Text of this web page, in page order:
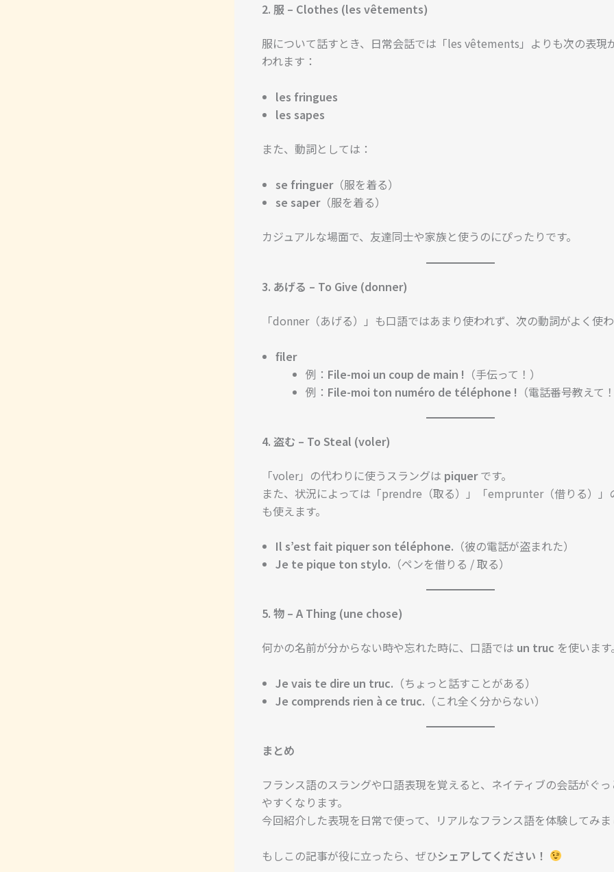
2. 服 – Clothes (les vêtements)
服について話すとき、日常会話では「les vêtements」よりも次の表現
われます：
les fringues
les sapes
また、動詞としては：
se fringuer（服を着る）
se saper（服を着る）
カジュアルな場面で、友達同士や家族と使うのにぴったりです。
3. あげる – To Give (donner)
「donner（あげる）」も口語ではあまり使われず、次の動詞がよく使
filer
例： File-moi un coup de main ! （手伝って！）
例： File-moi ton numéro de téléphone ! （電話番号教えて
4. 盗む – To Steal (voler)
「voler」の代わりに使うスラングは piquerです。
また、状況によっては「prendre（取る）」「emprunter（借りる）」
も使えます。
Il s’est fait piquer son téléphone. （彼の電話が盗まれた）
Je te pique ton stylo. （ペンを借りる / 取る）
5. 物 – A Thing (une chose)
何かの名前が分からない時や忘れた時に、口語では un truc を使います
Je vais te dire un truc. （ちょっと話すことがある）
Je comprends rien à ce truc. （これ全く分からない）
まとめ
フランス語のスラングや口語表現を覚えると、ネイティブの会話がぐ
やすくなります。
今回紹介した表現を日常で使って、リアルなフランス語を体験してみ
もしこの記事が役に立ったら、ぜひシェアしてください！